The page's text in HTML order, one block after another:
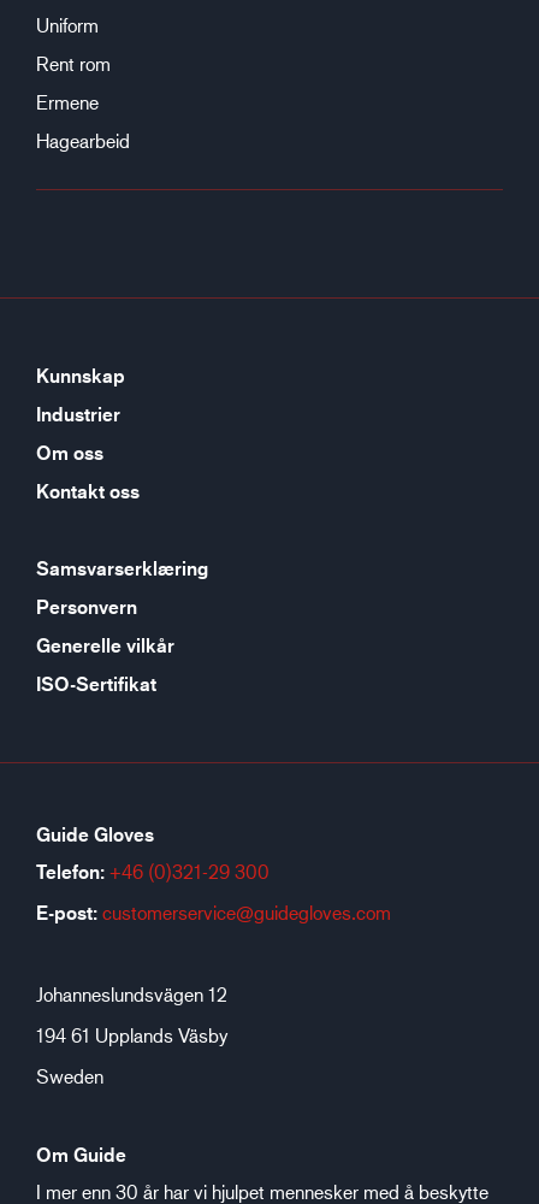
Uniform
Rent rom
Ermene
Hagearbeid
Kunnskap
Industrier
Om oss
Kontakt oss
Samsvarserklæring
Personvern
Generelle vilkår
ISO-Sertifikat
Guide Gloves
Telefon: +46 (0)321-29 300
E-post: customerservice@guidegloves.com
Johanneslundsvägen 12
194 61 Upplands Väsby
Sweden
Om Guide
I mer enn 30 år har vi hjulpet mennesker med å beskytte